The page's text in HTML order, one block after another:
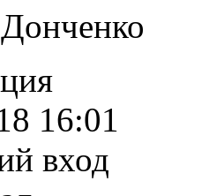
16:01
вход